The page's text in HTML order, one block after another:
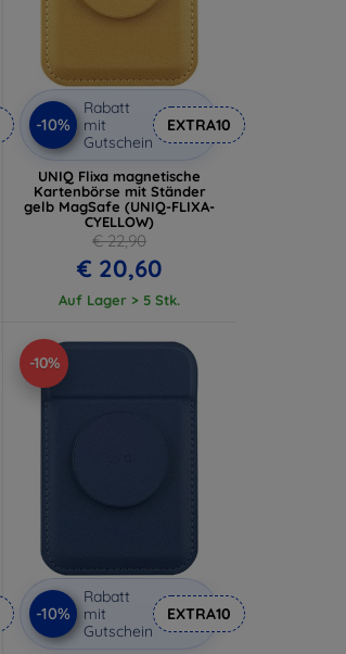
-10%
Rabatt
mit
Gutschein
EXTRA10
UNIQ Flixa magnetische
Kartenbörse mit Ständer
gelb MagSafe (UNIQ-FLIXA-
CYELLOW)
€ 22,90
€ 20,60
Auf Lager > 5 Stk.
-10%
-10%
Rabatt
mit
Gutschein
EXTRA10